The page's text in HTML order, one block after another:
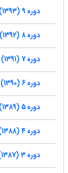
دوره 9 (1393)
دوره 8 (1392)
دوره 7 (1391)
دوره 6 (1390)
دوره 5 (1389)
دوره 4 (1388)
دوره 3 (1387)